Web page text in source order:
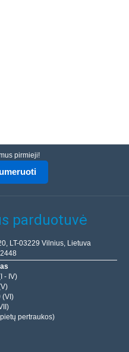
pirmieji!
parduotuvė
LT-03229 Vilnius, Lietuva
- IV)
(VI)
pertraukos)